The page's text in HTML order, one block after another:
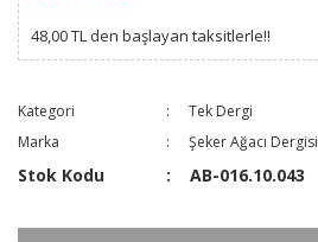
48,00 TL den başlayan taksitlerle!!
Kategori
Tek Dergi
Marka
Şeker Ağacı Dergisi
Stok Kodu AB-016.10.043